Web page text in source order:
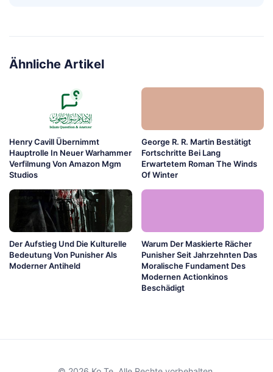
Ähnliche Artikel
Henry Cavill Übernimmt
Hauptrolle In Neuer Warhammer
Verfilmung Von Amazon Mgm
Studios
George R. R. Martin Bestätigt
Fortschritte Bei Lang
Erwartetem Roman The Winds
Of Winter
Der Aufstieg Und Die Kulturelle
Bedeutung Von Punisher Als
Moderner Antiheld
Warum Der Maskierte Rächer
Punisher Seit Jahrzehnten Das
Moralische Fundament Des
Modernen Actionkinos
Beschädigt